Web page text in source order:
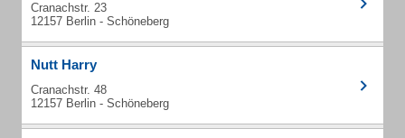
Cranachstr. 23
12157 Berlin - Schöneberg
Nutt Harry
Cranachstr. 48
12157 Berlin - Schöneberg